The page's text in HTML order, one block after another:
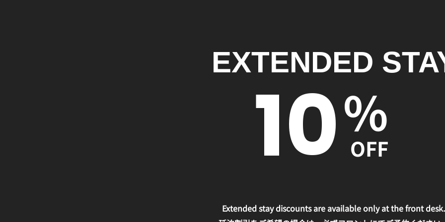
EXTENDED
%
OFF
10
Extended stay discounts are available only at the front desk.